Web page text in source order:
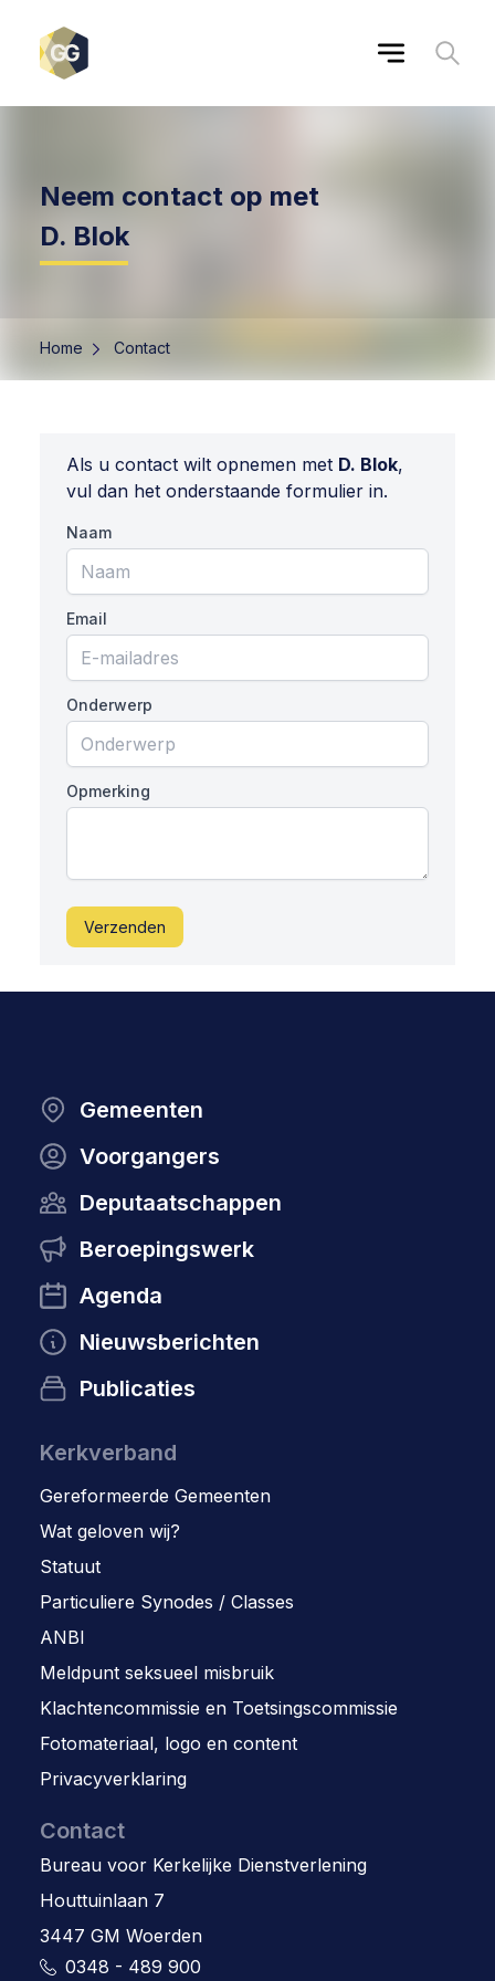
Neem contact op met
D. Blok
Home Contact
Als u contact wilt opnemen met D. Blok,
vul dan het onderstaande formulier in.
Naam
Email
Onderwerp
Opmerking
Verzenden
Gemeenten
Voorgangers
Deputaatschappen
Beroepingswerk
Agenda
Nieuwsberichten
Publicaties
Kerkverband
Gereformeerde Gemeenten
Wat geloven wij?
Statuut
Particuliere Synodes / Classes
ANBI
Meldpunt seksueel misbruik
Klachtencommissie en Toetsingscommissie
Fotomateriaal, logo en content
Privacyverklaring
Contact
Bureau voor Kerkelijke Dienstverlening
Houttuinlaan 7
3447 GM Woerden
0348 - 489 900